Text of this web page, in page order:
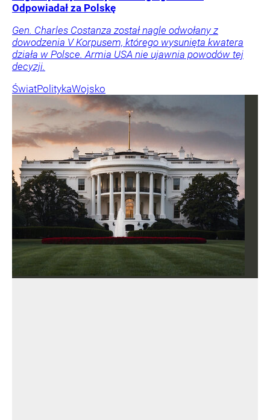
Odpowiadał za Polskę
Gen. Charles Costanza został nagle odwołany z
dowodzenia V Korpusem, którego wysunięta kwatera
działa w Polsce. Armia USA nie ujawnia powodów tej
decyzji.
ŚwiatPolitykaWojsko